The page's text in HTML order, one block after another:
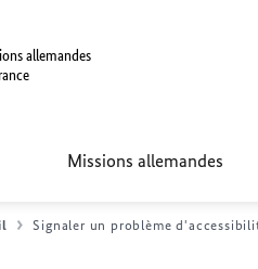
allemandes
Missions allemandes
Signaler un problème